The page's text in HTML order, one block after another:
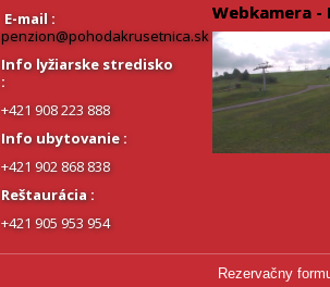
E-mail :
penzion@pohodakrusetnica.sk
Info lyžiarske stredisko
:
+421 908 223 888
Info ubytovanie :
+421 902 868 838
Reštaurácia :
+421 905 953 954
Webkamera -
Rezervačny